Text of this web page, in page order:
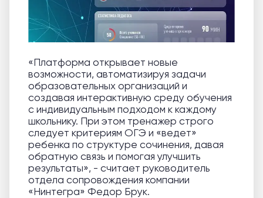
«Платформа открывает новые
возможности, автоматизируя задачи
образовательных организаций и
создавая интерактивную среду обучения
с индивидуальным подходом к каждому
школьнику. При этом тренажер строго
следует критериям ОГЭ и «ведет»
ребенка по структуре сочинения, давая
обратную связь и помогая улучшить
результаты», - считает руководитель
отдела сопровождения компании
«Нинтегра» Федор Брук.